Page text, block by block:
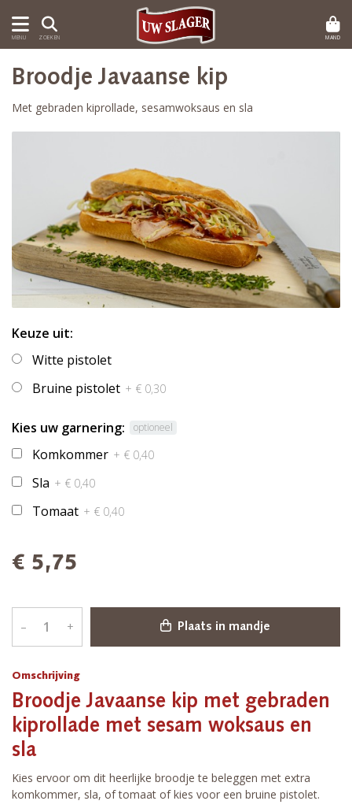
MENU ZOEKEN MAND
Omschrijving
Broodje Javaanse kip met gebraden
kiprollade met sesam woksaus en
sla
Kies ervoor om dit heerlijke broodje te beleggen met extra
komkommer, sla, of tomaat of kies voor een bruine pistolet.
Broodje Javaanse kip
Met gebraden kiprollade, sesamwoksaus en sla
Keuze uit:
Witte pistolet
Bruine pistolet + € 0,30
Kies uw garnering: optioneel
Komkommer + € 0,40
Sla + € 0,40
Tomaat + € 0,40
€ 5,75
– + Plaats in mandje